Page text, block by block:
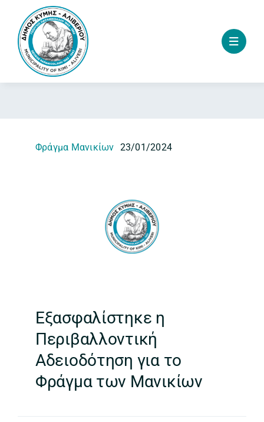
content
Φράγμα Μανικίων 23/01/2024
Εξασφαλίστηκε η
Περιβαλλοντική
Αδειοδότηση για το
Φράγμα των Μανικίων